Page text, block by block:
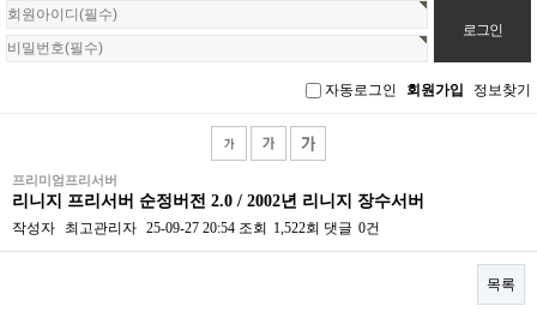
회
원
로
자동로그인 회원가입 정보찾기
프리미엄프리서버
리니지 프리서버 순정버전 2.0 / 2002년 리니지 장수서버
작성자 최고관리자 25-09-27 20:54 조회 1,522회 댓글 0건
목록